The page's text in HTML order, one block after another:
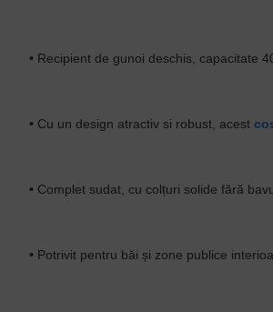
• Recipient de gunoi deschis, capacitate
• Cu un design atractiv si robust, acest
• Complet sudat, cu colțuri solide fără
• Potrivit pentru băi și zone publice